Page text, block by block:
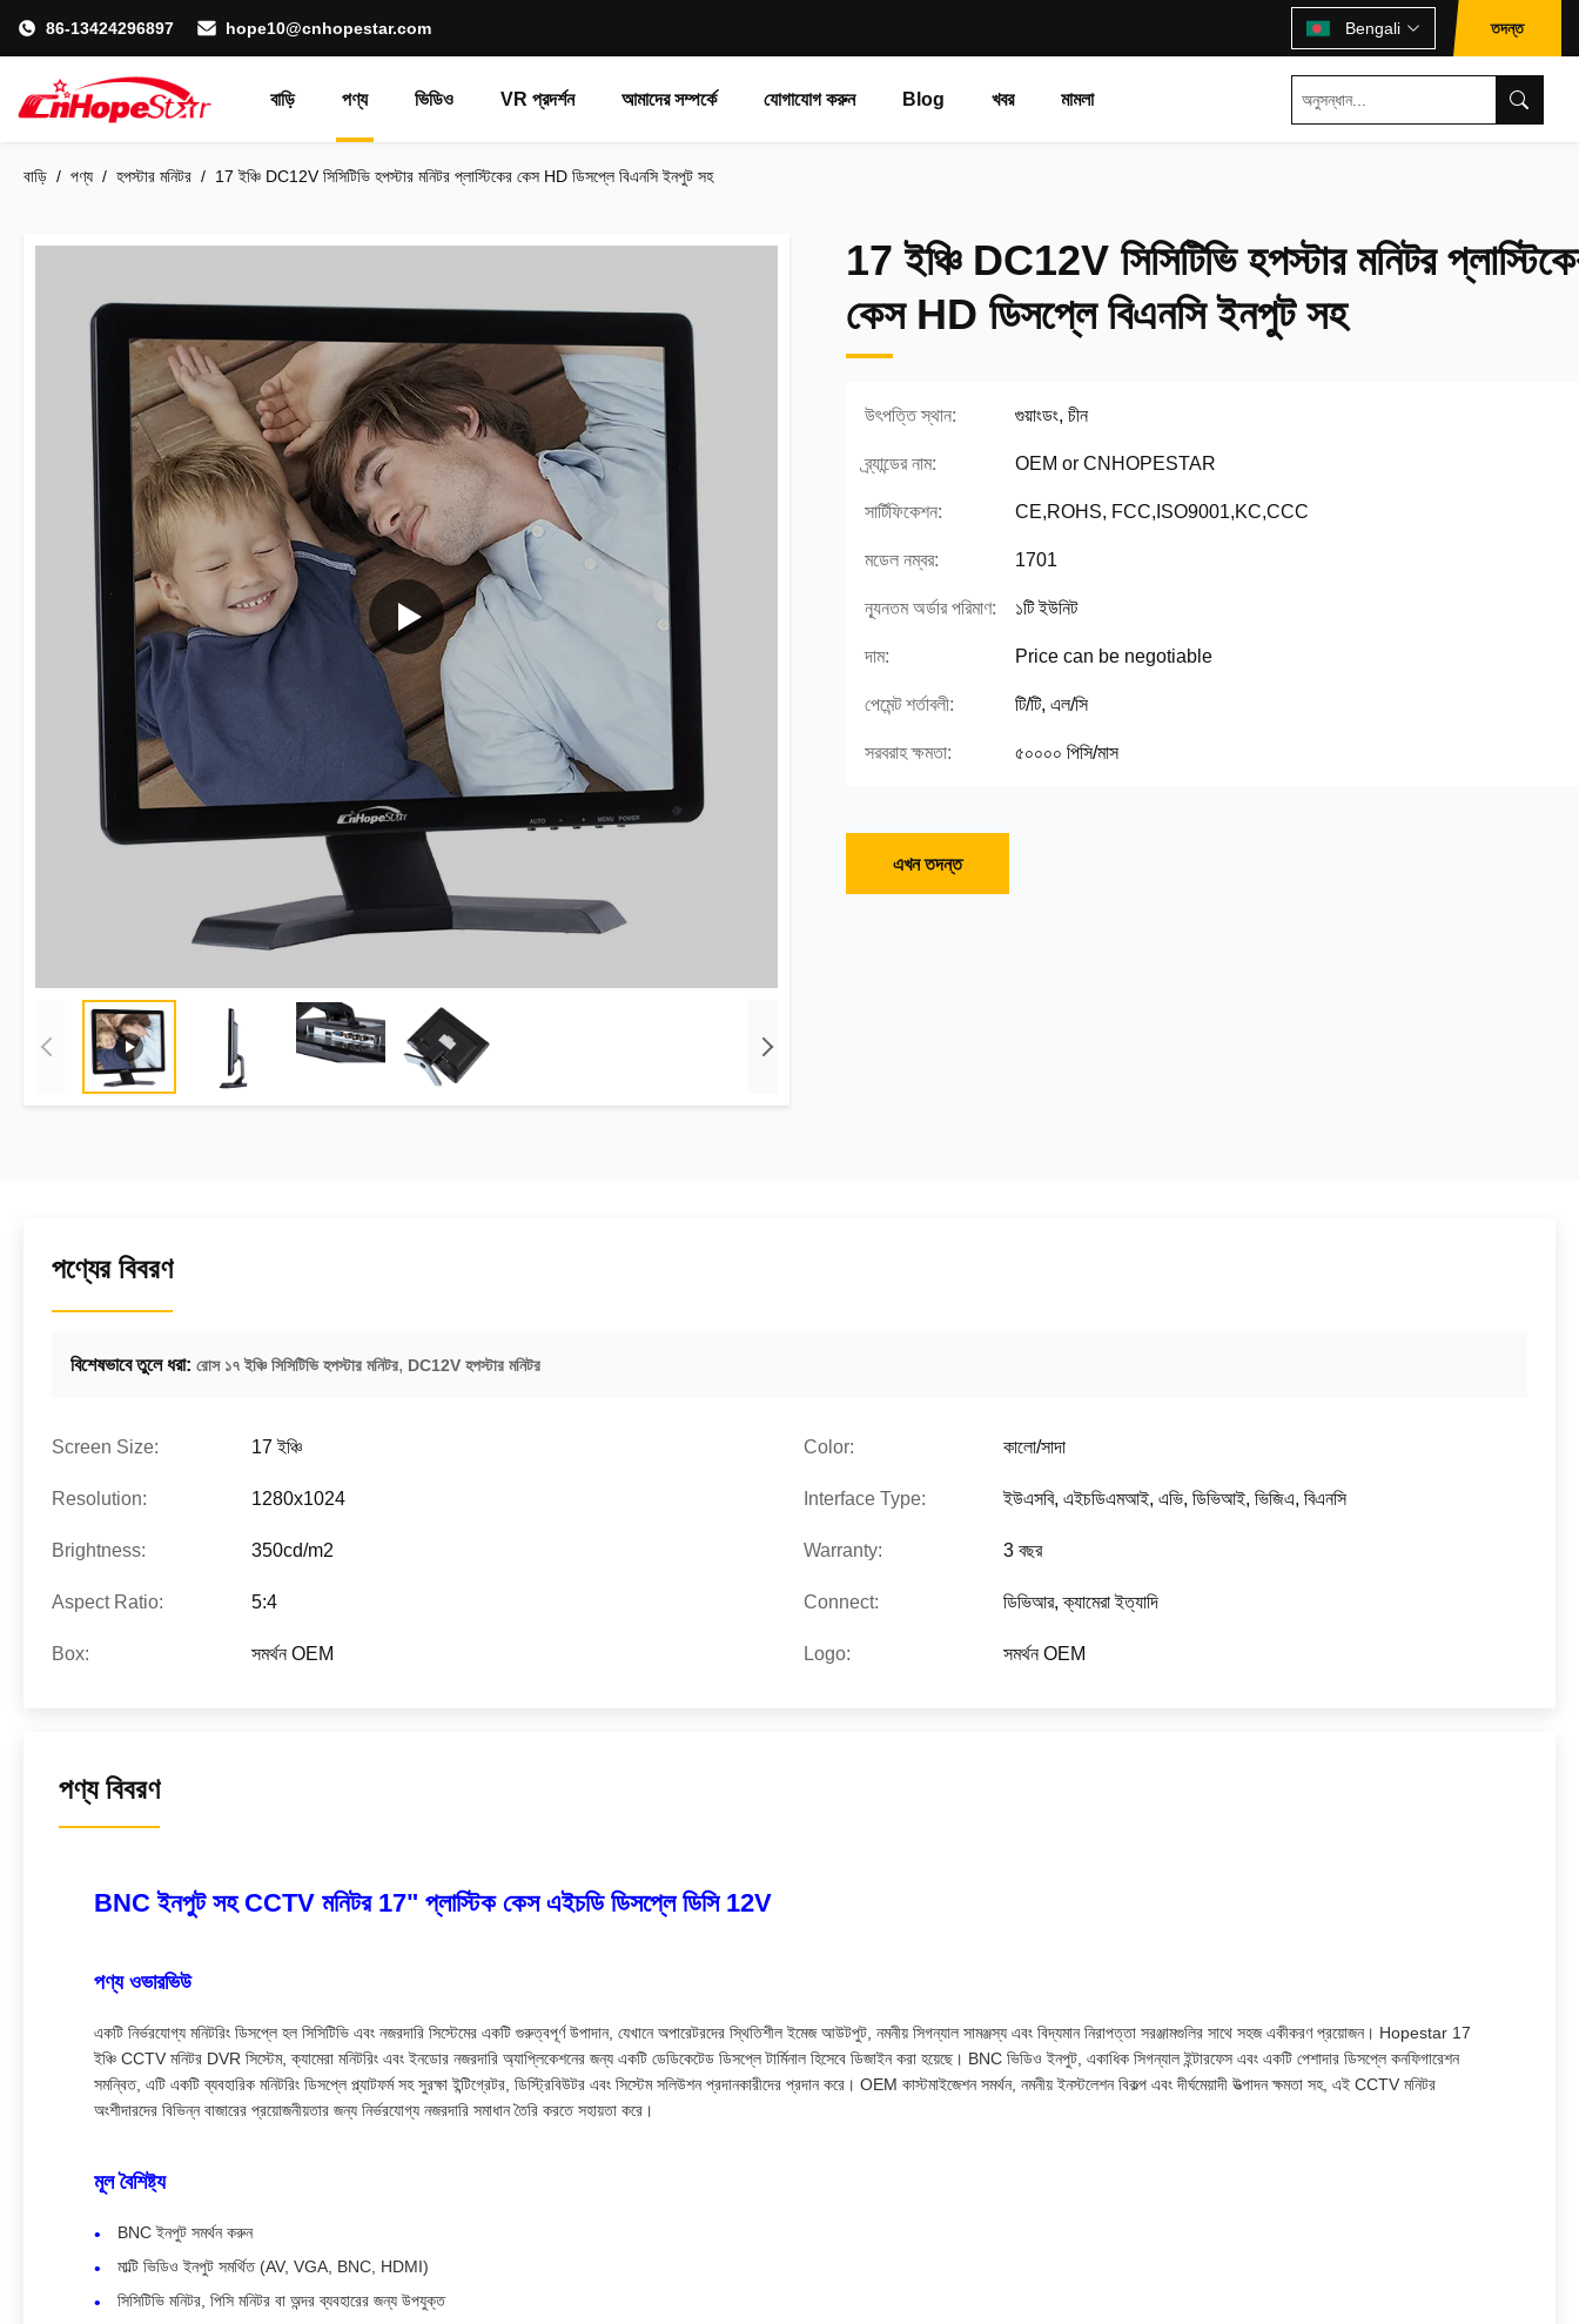
86-13424296897 hope10@cnhopestar.com Bengali তদন্ত
বাড়ি পণ্য ভিডিও VR প্রদর্শন আমাদের সম্পর্কে যোগাযোগ করুন Blog খবর মামলা
বাড়ি / পণ্য / হপস্টার মনিটর / 17 ইঞ্চি DC12V সিসিটিভি হপস্টার মনিটর প্লাস্টিকের কেস HD ডিসপ্লে বিএনসি ইনপুট সহ
17 ইঞ্চি DC12V সিসিটিভি হপস্টার মনিটর
কেস HD ডিসপ্লে বিএনসি ইনপুট সহ
উৎপত্তি স্থান: গুয়াংডং, চীন
ব্র্যান্ডের নাম: OEM or CNHOPESTAR
সার্টিফিকেশন: CE,ROHS, FCC,ISO9001,KC,CCC
মডেল নম্বর: 1701
ন্যূনতম অর্ডার পরিমাণ: ১টি ইউনিট
দাম: Price can be negotiable
পেমেন্ট শর্তাবলী: টি/টি, এল/সি
সরবরাহ ক্ষমতা: ৫০০০০ পিসি/মাস
এখন তদন্ত
পণ্যের বিবরণ
বিশেষভাবে তুলে ধরা: রোস ১৭ ইঞ্চি সিসিটিভি হপস্টার মনিটর, DC12V হপস্টার মনিটর
Screen Size: 17 ইঞ্চি Color: কালো/সাদা
Resolution: 1280x1024 Interface Type: ইউএসবি, এইচডিএমআই, এভি, ডিভিআই, ভিজিএ, বিএনসি
Brightness: 350cd/m2 Warranty: 3 বছর
Aspect Ratio: 5:4 Connect: ডিভিআর, ক্যামেরা ইত্যাদি
Box: সমর্থন OEM Logo: সমর্থন OEM
পণ্য বিবরণ
BNC ইনপুট সহ CCTV মনিটর 17" প্লাস্টিক কেস এইচডি ডিসপ্লে ডিসি 12V
পণ্য ওভারভিউ
একটি নির্ভরযোগ্য মনিটরিং ডিসপ্লে হল সিসিটিভি এবং নজরদারি সিস্টেমের একটি গুরুত্বপূর্ণ উপাদান, যেখানে অপারেটরদের স্থিতিশীল ইমেজ আউটপুট, নমনীয় সিগন্যাল সামঞ্জস্য এবং বিদ্যমান নিরাপত্তা সরঞ্জামগুলির সাথে সহজ একীকরণ প্রয়োজন। Hopestar 17
ইঞ্চি CCTV মনিটর DVR সিস্টেম, ক্যামেরা মনিটরিং এবং ইনডোর নজরদারি অ্যাপ্লিকেশনের জন্য একটি ডেডিকেটেড ডিসপ্লে টার্মিনাল হিসেবে ডিজাইন করা হয়েছে। BNC ভিডিও ইনপুট, একাধিক সিগন্যাল ইন্টারফেস এবং একটি পেশাদার ডিসপ্লে কনফিগারেশন
সমন্বিত, এটি একটি ব্যবহারিক মনিটরিং ডিসপ্লে প্ল্যাটফর্ম সহ সুরক্ষা ইন্টিগ্রেটর, ডিস্ট্রিবিউটর এবং সিস্টেম সলিউশন প্রদানকারীদের প্রদান করে। OEM কাস্টমাইজেশন সমর্থন, নমনীয় ইনস্টলেশন বিকল্প এবং দীর্ঘমেয়াদী উত্পাদন ক্ষমতা সহ, এই CCTV মনিটর
অংশীদারদের বিভিন্ন বাজারের প্রয়োজনীয়তার জন্য নির্ভরযোগ্য নজরদারি সমাধান তৈরি করতে সহায়তা করে।
মূল বৈশিষ্ট্য
BNC ইনপুট সমর্থন করুন
মাল্টি ভিডিও ইনপুট সমর্থিত (AV, VGA, BNC, HDMI)
সিসিটিভি মনিটর, পিসি মনিটর বা অন্দর ব্যবহারের জন্য উপযুক্ত